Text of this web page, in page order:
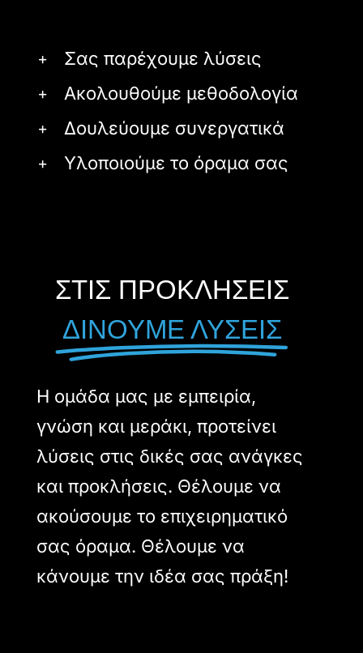
Σας παρέχουμε λύσεις
Ακολουθούμε μεθοδολογία
Δουλεύουμε συνεργατικά
Υλοποιούμε το όραμα σας
ΣΤΙΣ ΠΡΟΚΛΗΣΕΙΣ
ΔΙΝΟΥΜΕ ΛΥΣΕΙΣ
Η ομάδα μας με εμπειρία,
γνώση και μεράκι, προτείνει
λύσεις στις δικές σας ανάγκες
και προκλήσεις. Θέλουμε να
ακούσουμε το επιχειρηματικό
σας όραμα. Θέλουμε να
κάνουμε την ιδέα σας πράξη!